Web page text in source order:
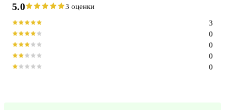
5.0 3 оценки
0
0
0
0
3